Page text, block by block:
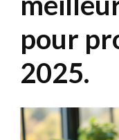
pour
2025.